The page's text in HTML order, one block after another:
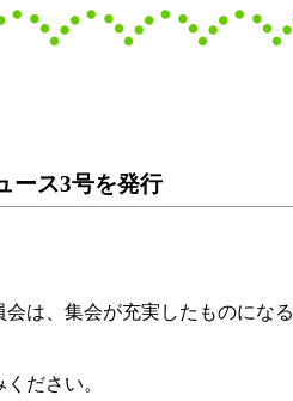
ース3号を発行
は、集会が充実したものになる
ださい。